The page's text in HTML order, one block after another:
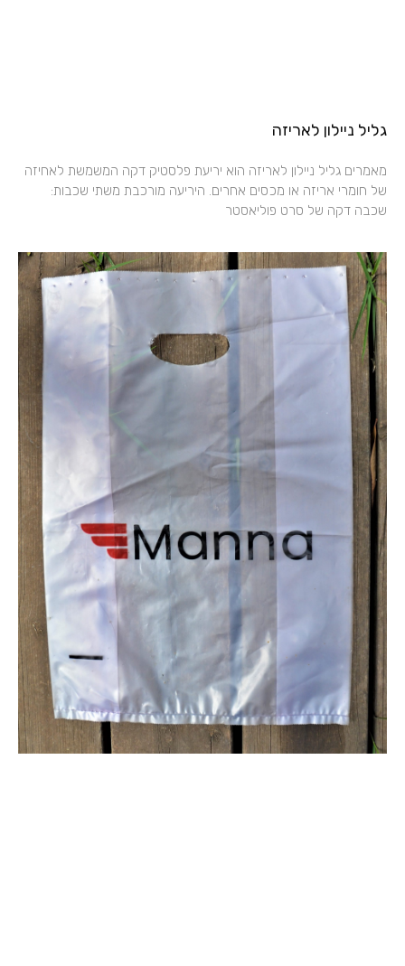
גליל ניילון לאריזה
מאמרים גליל ניילון לאריזה הוא יריעת פלסטיק דקה המשמשת לאחיזה
של חומרי אריזה או מכסים אחרים. היריעה מורכבת משתי שכבות:
שכבה דקה של סרט פוליאסטר